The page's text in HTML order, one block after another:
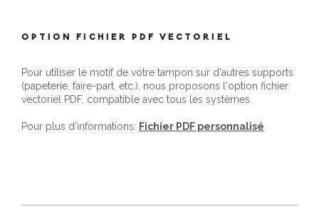
OPTION FICHIER PDF VECTORIEL
Pour utiliser le motif de votre tampon sur d'autres supports
(papeterie, faire-part, etc.), nous proposons l'option fichier
vectoriel PDF, compatible avec tous les systèmes.
Pour plus d'informations: Fichier PDF personnalisé